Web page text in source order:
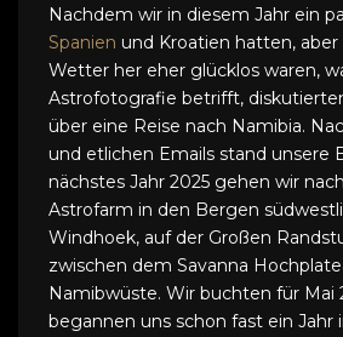
Nachdem wir in diesem Jahr ein
Spanien und Kroatien hatten,
Wetter her eher glücklos waren,
Astrofotografie betrifft,
über eine Reise nach Namibia.
und etlichen Emails stand unsere
nächstes Jahr 2025 gehen wir nach
Astrofarm in den Bergen
Windhoek, auf der Großen
zwischen dem Savanna
Namibwüste. Wir buchten für Mai
begannen uns schon fast ein Jahr